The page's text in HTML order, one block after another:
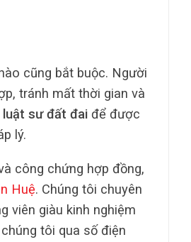
cũng bắt buộc. Người
tránh mất thời gian và
luật sư đất đai để được
lý.
công chứng hợp đồng,
Huệ. Chúng tôi chuyên
viên giàu kinh nghiệm
tôi qua số điện